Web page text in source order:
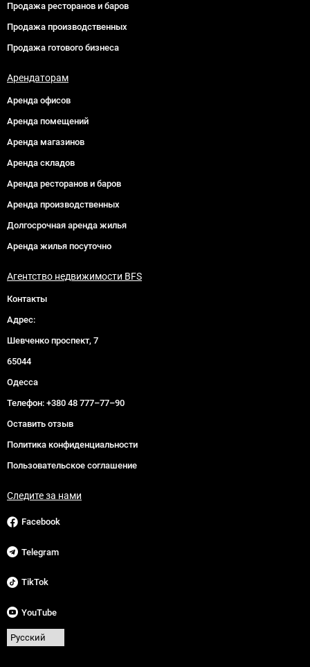
Продажа ресторанов и баров
Продажа производственных
Продажа готового бизнеса
Арендаторам
Аренда офисов
Аренда помещений
Аренда магазинов
Аренда складов
Аренда ресторанов и баров
Аренда производственных
Долгосрочная аренда жилья
Аренда жилья посуточно
Агентство недвижимости BFS
Контакты
Адрес:
Шевченко проспект, 7
65044
Одесса
Телефон: +380 48 777–77–90
Оставить отзыв
Политика конфиденциальности
Пользовательское соглашение
Следите за нами
Facebook
Telegram
TikTok
YouTube